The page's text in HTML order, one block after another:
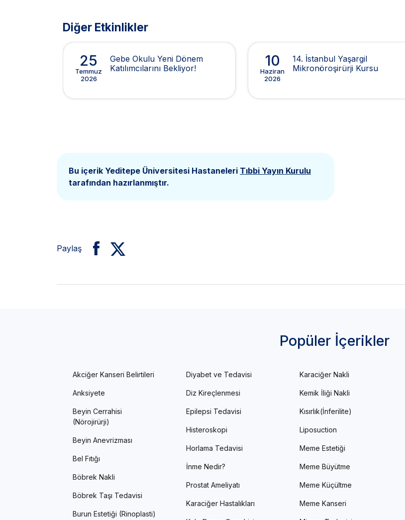
Diğer Etkinlikler
25
Temmuz
2026
Gebe Okulu Yeni Dönem
Katılımcılarını Bekliyor!
10
Haziran
2026
14. İstanbul Yaşargil
Mikronöroşirürji Kursu
Bu içerik Yeditepe Üniversitesi Hastaneleri Tıbbi Yayın Kurulu
tarafından hazırlanmıştır.
Paylaş
Popüler İçerikler
Akciğer Kanseri Belirtileri
Anksiyete
Beyin Cerrahisi
(Nörojirürji)
Beyin Anevrizması
Bel Fıtığı
Böbrek Nakli
Böbrek Taşı Tedavisi
Burun Estetiği (Rinoplasti)
Diyabet ve Tedavisi
Diz Kireçlenmesi
Epilepsi Tedavisi
Histeroskopi
Horlama Tedavisi
İnme Nedir?
Prostat Ameliyatı
Karaciğer Hastalıkları
Karaciğer Nakli
Kemik İliği Nakli
Kısırlık(İnferilite)
Liposuction
Meme Estetiği
Meme Büyütme
Meme Küçültme
Meme Kanseri